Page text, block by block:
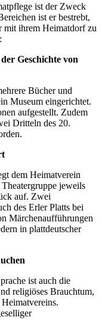
ist der Zweck
ist er bestrebt,
mit ihrem Heimatdorf zu
Geschichte von
Bücher und
Museum eingerichtet.
aufgestellt. Zudem
Dritteln des 20.
dem Heimatverein
jeweils
auf. Zwei
des Erler Platts bei
Märchenaufführungen
in plattdeutscher
ist auch die
religiöses Brauchtum,